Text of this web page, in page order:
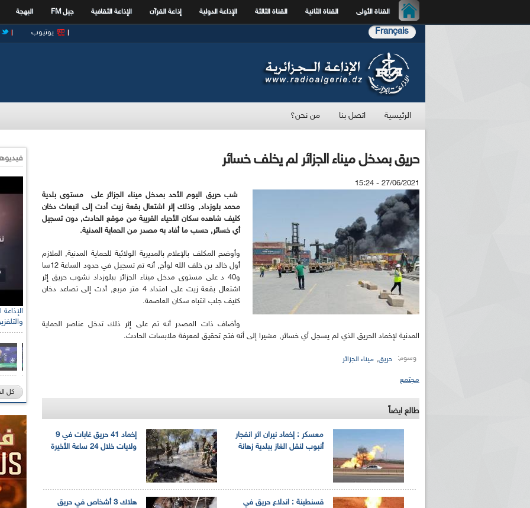
القناة الأولى القناة الثانية القناة الثالثة الإذاعة الدولية إذاعة القرآن الإذاعة الثقافية جيل FM البهجة
Français يوتيوب
الرئيسية اتصل بنا من نحن؟
حريق بمدخل ميناء الجزائر لم يخلف خسائر
27/06/2021 - 15:24
شب حريق اليوم الأحد بمدخل ميناء الجزائر على مستوى بلدية
محمد بلوزداد, وذلك إثر اشتعال بقعة زيت أدت إلى انبعاث دخان
كثيف شاهده سكان الأحياء القريبة من موقع الحادث, دون تسجيل
أي خسائر, حسب ما أفاد به مصدر من الحماية المدنية.
وأوضح المكلف بالإعلام بالمديرية الولائية للحماية المدنية, الملازم
أول خالد بن خلف الله لوأج, أنه تم تسجيل في حدود الساعة 12سا
و40 د على مستوى مدخل ميناء الجزائر ببلوزداد نشوب حريق إثر
اشتعال بقعة زيت على امتداد 4 متر مربع, أدت إلى تصاعد دخان
كثيف جلب انتباه سكان العاصمة.
وأضاف ذات المصدر أنه تم على إثر ذلك تدخل عناصر الحماية
المدنية لإخماد الحريق الذي لم يسجل أي خسائر, مشيرا إلى أنه فتح تحقيق لمعرفة ملابسات الحادث.
وسوم: حريق, ميناء الجزائر
مجتمع
طالع ايضاً
إخماد 41 حريق غابات في 9
ولايات خلال 24 ساعة الأخيرة
معسكر : إخماد نيران اثر انفجار
أنبوب لنقل الغاز ببلدية زهانة
هلاك 3 أشخاص في حريق
قسنطينة : اندلاع حريق في
كل